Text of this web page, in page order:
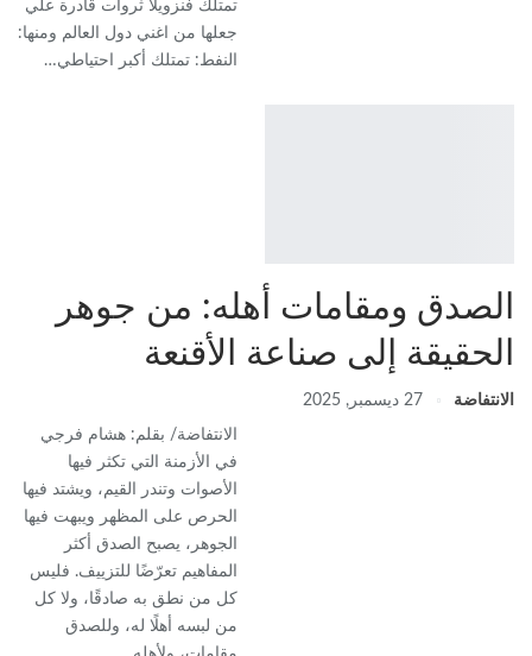
تمتلك فنزويلا ثروات قادرة علي
جعلها من اغني دول العالم ومنها:
النفط: تمتلك أكبر احتياطي…
الصدق ومقامات أهله: من جوهر
الحقيقة إلى صناعة الأقنعة
الانتفاضة 27 ديسمبر, 2025
الانتفاضة/ بقلم: هشام فرجي
في الأزمنة التي تكثر فيها
الأصوات وتندر القيم، ويشتد فيها
الحرص على المظهر ويبهت فيها
الجوهر، يصبح الصدق أكثر
المفاهيم تعرّضًا للتزييف. فليس
كل من نطق به صادقًا، ولا كل
من لبسه أهلًا له، وللصدق